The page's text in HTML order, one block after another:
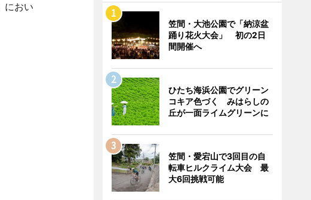
におい
笠間・大池公園で「納涼盆
踊り花火大会」 初の2日
間開催へ
ひたち海浜公園でグリーン
コキア色づく みはらしの
丘が一面ライムグリーンに
笠間・愛宕山で3回目の自
転車ヒルクライム大会 最
大6回挑戦可能